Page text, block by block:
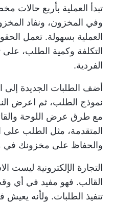
تبدأ العملية بأربع حالات
وفي المخزون، ونفاد
العملية بسهولة. تعمل
التكلفة وكمية الطلب،
الفردية.
أضف الطلبات الجديدة إلى
نموذج الطلب، ثم اعرض
مع طرق عرض اللوحة
المتقدمة، مثل الطلب على
والحفاظ على مخزونك في
التجارة الإلكترونية ليست
القالب. فهو مفيد في أي